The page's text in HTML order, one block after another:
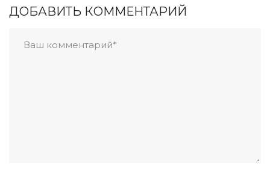
ДОБАВИТЬ КОММЕНТАРИЙ